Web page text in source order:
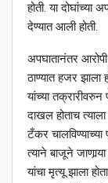
होती. या दोघांच्या
देण्यात आली होती.
अपघातानंतर
ठाण्यात हजर झाला
यांच्या तक्रारीवरुन
दाखल होताच
टँकर
त्याने बाजूने
यांचा मृत्यू झाला